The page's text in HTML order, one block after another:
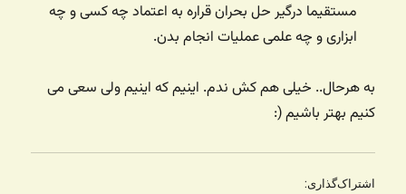
مستقیما درگیر حل بحران قراره به اعتماد چه کسی و چه
ابزاری و چه علمی عملیات انجام بدن.
به هرحال.. خیلی هم کش ندم. اینیم که اینیم ولی سعی می
کنیم بهتر باشیم (:
اشتراک‌گذاری: